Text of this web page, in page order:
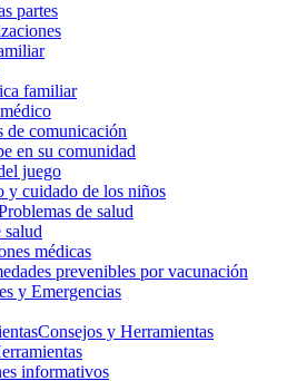
partes
familiar
de comunicación
en su comunidad
juego
y cuidado de los niños
de salud
salud
médicas
prevenibles por vacunación
y Emergencias
Consejos y Herramientas
informativos